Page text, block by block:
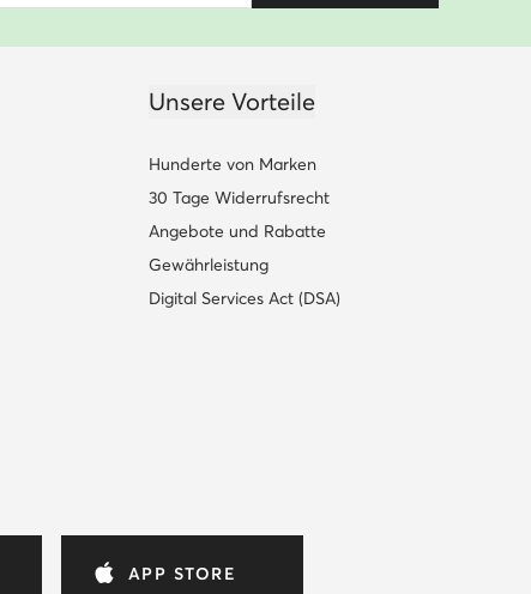
Unsere Vorteile
Hunderte von Marken
30 Tage Widerrufsrecht
Angebote und Rabatte
Gewährleistung
Digital Services Act (DSA)
APP STORE